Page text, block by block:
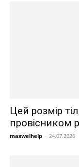
Цей розмір
провісником
maxwelhelp - 24.07.2026